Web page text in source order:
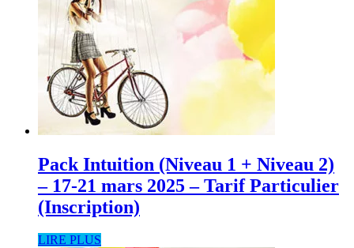
Pack Intuition (Niveau 1 + Niveau 2)
– 17-21 mars 2025 – Tarif Particulier
(Inscription)
LIRE PLUS